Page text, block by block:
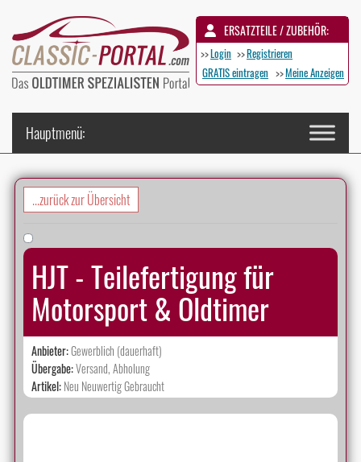
ERSATZTEILE / ZUBEHÖR:
>>Login >>Registrieren
GRATIS eintragen >>Meine Anzeigen
...zurück zur Übersicht
HJT - Teilefertigung für
Motorsport & Oldtimer
Anbieter:Gewerblich (dauerhaft)
Übergabe:Versand, Abholung
Artikel:Neu NeuwertigGebraucht